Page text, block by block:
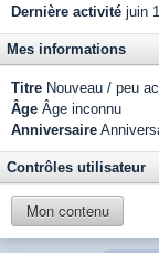
Dernière activité juin
Mes informations
Titre Nouveau / peu
Âge Âge inconnu
Anniversaire
Contrôles utilisateur
Mon contenu